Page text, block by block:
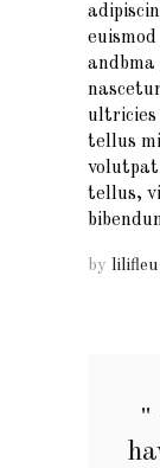
ultricies
tellus
tellus,
by lilifleu